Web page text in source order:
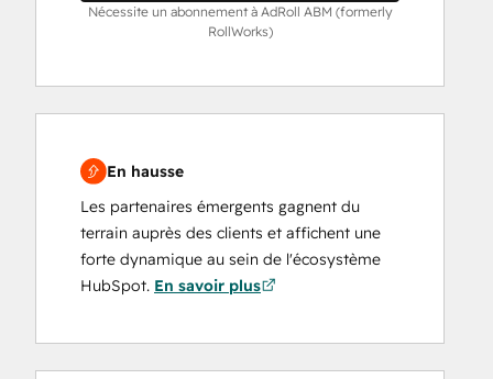
Nécessite un abonnement à AdRoll ABM (formerly
RollWorks)
En hausse
Les partenaires émergents gagnent du
terrain auprès des clients et affichent une
forte dynamique au sein de l'écosystème
HubSpot. En savoir plus